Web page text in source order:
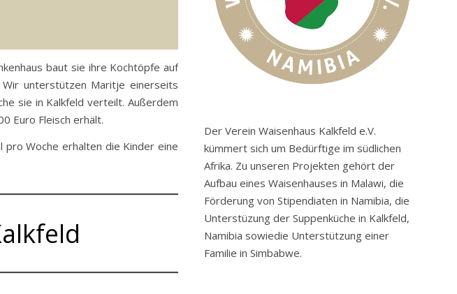
baut sie ihre Kochtöpfe auf
unterstützen Maritje einerseits
sie in Kalkfeld verteilt. Außerdem
Euro Fleisch erhält.
Woche erhalten die Kinder eine
Der Verein Waisenhaus Kalkfeld e.V.
kümmert sich um Bedürftige im südlichen
Afrika. Zu unseren Projekten gehört der
Aufbau eines Waisenhauses in Malawi, die
Förderung von Stipendiaten in Namibia, die
Unterstüzung der Suppenküche in Kalkfeld,
Namibia sowiedie Unterstützung einer
Familie in Simbabwe.